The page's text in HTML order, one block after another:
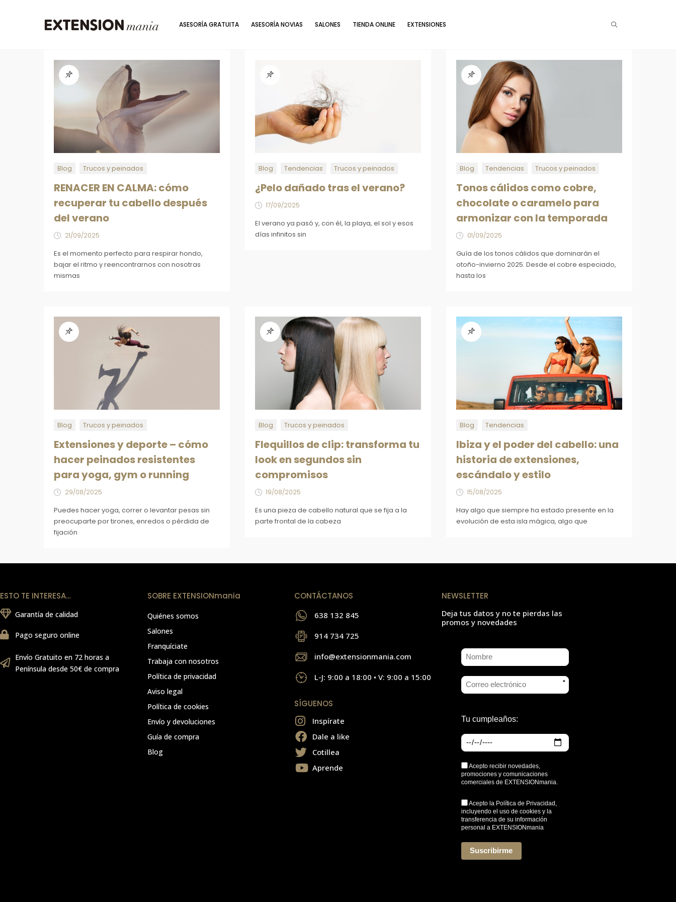
ASESORÍA GRATUITA ASESORÍA NOVIAS SALONES TIENDA ONLINE EXTENSIONES
Blog Trucos y peinados
RENACER EN CALMA: cómo
recuperar tu cabello después
del verano
21/09/2025
Es el momento perfecto para respirar hondo,
bajar el ritmo y reencontrarnos con nosotras
mismas
Blog Tendencias Trucos y peinados
¿Pelo dañado tras el verano?
17/09/2025
El verano ya pasó y, con él, la playa, el sol y esos
días infinitos sin
Blog Tendencias Trucos y peinados
Tonos cálidos como cobre,
chocolate o caramelo para
armonizar con la temporada
01/09/2025
Guía de los tonos cálidos que dominarán el
otoño-invierno 2025. Desde el cobre especiado,
hasta los
Blog Trucos y peinados
Extensiones y deporte – cómo
hacer peinados resistentes
para yoga, gym o running
29/08/2025
Puedes hacer yoga, correr o levantar pesas sin
preocuparte por tirones, enredos o pérdida de
fijación
Blog Trucos y peinados
Flequillos de clip: transforma tu
look en segundos sin
compromisos
19/08/2025
Es una pieza de cabello natural que se fija a la
parte frontal de la cabeza
Blog Tendencias
Ibiza y el poder del cabello: una
historia de extensiones,
escándalo y estilo
15/08/2025
Hay algo que siempre ha estado presente en la
evolución de esta isla mágica, algo que
ESTO TE INTERESA…
Garantía de calidad
Pago seguro online
Envío Gratuito en 72 horas a
Península desde 50€ de compra
SOBRE EXTENSIONmania
Quiénes somos
Salones
Franquíciate
Trabaja con nosotros
Política de privacidad
Aviso legal
Política de cookies
Envío y devoluciones
Guía de compra
Blog
CONTÁCTANOS
638 132 845
914 734 725
info@extensionmania.com
L-J: 9:00 a 18:00 • V: 9:00 a 15:00
SÍGUENOS
Inspírate
Dale a like
Cotillea
Aprende
NEWSLETTER
Deja tus datos y no te pierdas las
promos y novedades
*
Tu cumpleaños:
Acepto recibir novedades,
promociones y comunicaciones
comerciales de EXTENSIONmania.
Acepto la Política de Privacidad
incluyendo el uso de cookies y la
transferencia de su información
personal a EXTENSIONmania
Suscribirme